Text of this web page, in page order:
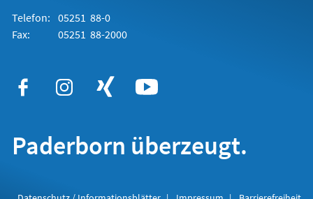
Telefon: 05251 88-0
Fax:
05251 88-2000
Paderborn überzeugt.